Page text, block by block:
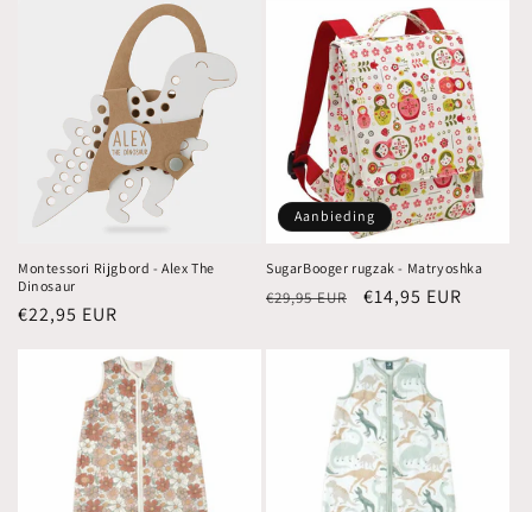
Montessori Rijgbord - Alex The
Dinosaur
Normale
€22,95 EUR
Aanbieding
SugarBooger rugzak - Matryoshka
Normale
€29,95 EUR Aanbiedingsprijs
€14,95 EUR